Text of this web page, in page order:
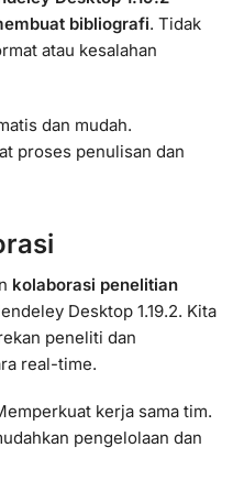
bibliografi. Tidak
atau kesalahan
dan mudah.
proses penulisan dan
kolaborasi penelitian
Desktop 1.19.2. Kita
peneliti dan
real-time.
kerja sama tim.
pengelolaan dan